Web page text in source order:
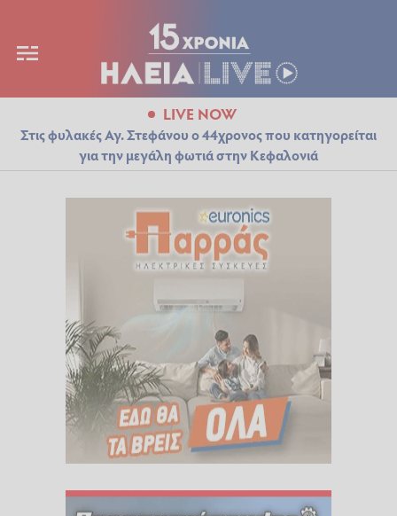
LIVE NOW
Στις φυλακές Αγ. Στεφάνου ο 44χρονος που κατηγορείται
για την μεγάλη φωτιά στην Κεφαλονιά